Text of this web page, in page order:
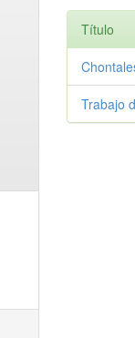
Título
Trabajo